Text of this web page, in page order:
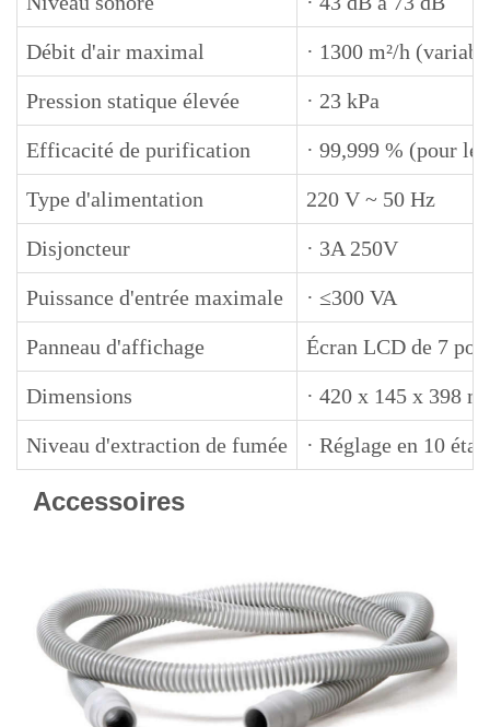
Débit d'air maximal · 1300 m²/h
Pression statique élevée · 23 kPa
Efficacité de purification · 99,999 % (pour
Type d'alimentation 220 V ~ 50 Hz
Disjoncteur · 3A 250V
Puissance d'entrée maximale · ≤300 VA
Panneau d'affichage Écran LCD de 7
Dimensions · 420 x 145 x 398
Niveau d'extraction de fumée · Réglage en 10
Accessoires